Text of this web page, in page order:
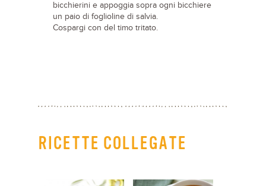
bicchierini e appoggia sopra ogni bicchiere
un paio di foglioline di salvia.
Cospargi con del timo tritato.
RICETTE COLLEGATE